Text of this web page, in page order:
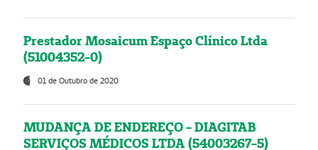
Prestador Mosaicum Espaço Clínico Ltda
(51004352-0)
01 de Outubro de 2020
MUDANÇA DE ENDEREÇO - DIAGITAB
SERVIÇOS MÉDICOS LTDA (54003267-5)